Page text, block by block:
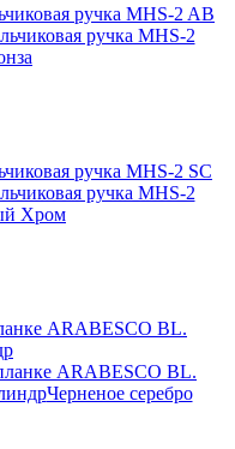
ручка MHS-2
ручка MHS-2
Хром
ARABESCO BL.
Черненое серебро